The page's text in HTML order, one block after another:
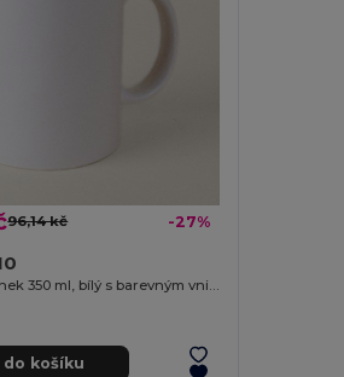
96,14 kč -27%
košíku